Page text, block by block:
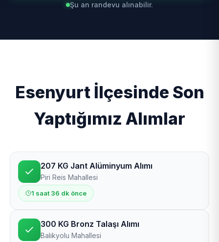
Şu an randevu alınabilir.
Esenyurt İlçesinde Son
Yaptığımız Alımlar
207 KG Jant Alüminyum Alımı
Piri Reis Mahallesi
1 saat 36 dk önce
300 KG Bronz Talaşı Alımı
Balıkyolu Mahallesi